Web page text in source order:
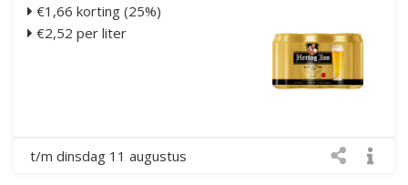
€1,66 korting (25%)
€2,52 per liter
t/m dinsdag 11 augustus